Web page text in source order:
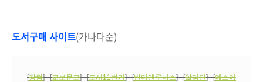
도서구매 사이트(가나다순)
[강컴] [교보문고] [도서11번가] [반디앤루니스] [알라딘] [예스이